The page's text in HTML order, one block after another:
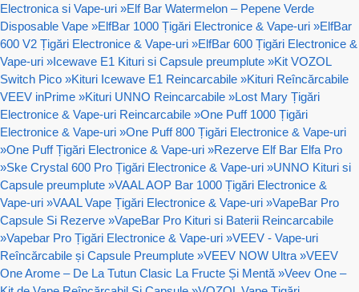
Electronica si Vape-uri »Elf Bar Watermelon – Pepene Verde
Disposable Vape »ElfBar 1000 Țigări Electronice & Vape-uri »ElfBar
600 V2 Țigări Electronice & Vape-uri »ElfBar 600 Țigări Electronice &
Vape-uri »Icewave E1 Kituri si Capsule preumplute »Kit VOZOL
Switch Pico »Kituri Icewave E1 Reincarcabile »Kituri Reîncărcabile
VEEV inPrime »Kituri UNNO Reincarcabile »Lost Mary Țigări
Electronice & Vape-uri Reincarcabile »One Puff 1000 Țigări
Electronice & Vape-uri »One Puff 800 Țigări Electronice & Vape-uri
»One Puff Țigări Electronice & Vape-uri »Rezerve Elf Bar Elfa Pro
»Ske Crystal 600 Pro Țigări Electronice & Vape-uri »UNNO Kituri si
Capsule preumplute »VAAL AOP Bar 1000 Țigări Electronice &
Vape-uri »VAAL Vape Țigări Electronice & Vape-uri »VapeBar Pro
Capsule Si Rezerve »VapeBar Pro Kituri si Baterii Reincarcabile
»Vapebar Pro Țigări Electronice & Vape-uri »VEEV - Vape-uri
Reîncărcabile și Capsule Preumplute »VEEV NOW Ultra »VEEV
One Arome – De La Tutun Clasic La Fructe Și Mentă »Veev One –